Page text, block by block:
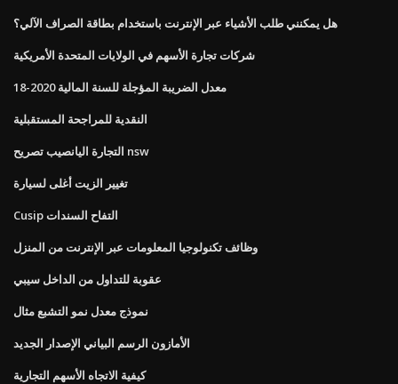
هل يمكنني طلب الأشياء عبر الإنترنت باستخدام بطاقة الصراف الآلي؟
شركات تجارة الأسهم في الولايات المتحدة الأمريكية
معدل الضريبة المؤجلة للسنة المالية 2020-18
النقدية للمراجحة المستقبلية
التجارة اليانصيب تصريح nsw
تغيير الزيت أغلى لسيارة
Cusip التفاح السندات
وظائف تكنولوجيا المعلومات عبر الإنترنت من المنزل
عقوبة للتداول من الداخل سيبي
نموذج معدل نمو التشبع مثال
الأمازون الرسم البياني الإصدار الجديد
كيفية الاتجاه الأسهم التجارية